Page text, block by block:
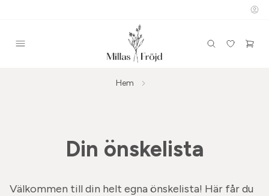
Hem
Din önskelista
Välkommen till din helt egna önskelista! Här får du